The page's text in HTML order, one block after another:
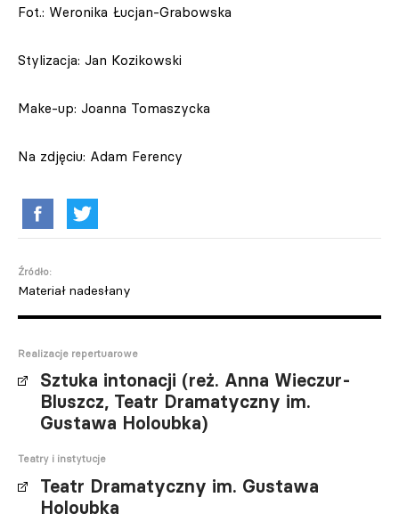
Fot.: Weronika Łucjan-Grabowska
Stylizacja: Jan Kozikowski
Make-up: Joanna Tomaszycka
Na zdjęciu: Adam Ferency
Źródło:
Materiał nadesłany
Realizacje repertuarowe
Sztuka intonacji (reż. Anna Wieczur-
Bluszcz, Teatr Dramatyczny im.
Gustawa Holoubka)
Teatry i instytucje
Teatr Dramatyczny im. Gustawa
Holoubka